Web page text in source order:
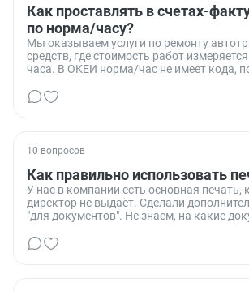
Как проставлять в счетах-
по норма/часу?
Мы оказываем услуги по ремонту
средств, где стоимость работ
часа. В ОКЕИ норма/час не имеет кода,
Один из наших контрагентов требует
10 вопросов
Как правильно использовать
У нас в компании есть основная печать,
директор не выдаёт. Сделали
"для документов". Не знаем, на какие
указывал, где можно и нельзя